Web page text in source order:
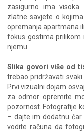
zasigurno ima visoka
zlatne savjete o
opremanja apartmana
fokus gostima prilikom
njemu.
Slika govori više od
trebao pridržavati
Prvi vizualni dojam
za odmor opremite
pozornost. Fotografije
– dajte im dodatnu čar
vodite računa da